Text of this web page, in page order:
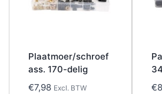
Plaatmoer/schroef
ass. 170-delig
€7,98 Excl. BTW
€